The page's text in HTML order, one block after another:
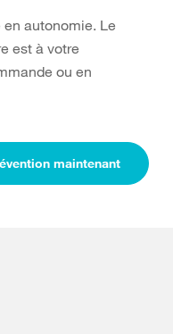
autonomie. Le
est à votre
ou en
maintenant